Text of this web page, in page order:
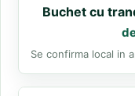
Buchet cu
Se confirma local in